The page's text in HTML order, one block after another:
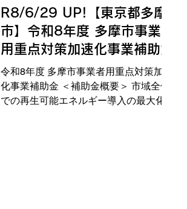
R8/6/29 UP!【東京都多摩
市】令和8年度 多摩市事業者
用重点対策加速化事業補助金
令和8年度 多摩市事業者用重点対策加速
化事業補助金 ＜補助金概要＞ 市域全体
での再生可能エネルギー導入の最大化に